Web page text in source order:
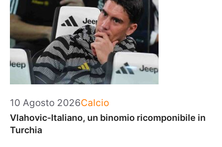
10 Agosto 2026Categorie
Calcio
Vlahovic-Italiano, un binomio ricomponibile in
Turchia